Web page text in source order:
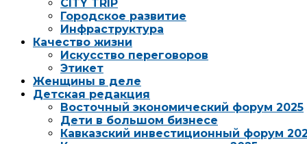
CITY TRIP
Городское развитие
Инфраструктура
Качество жизни
Искусство переговоров
Этикет
Женщины в деле
Детская редакция
Восточный экономический форум 2025
Дети в большом бизнесе
Кавказский инвестиционный форум